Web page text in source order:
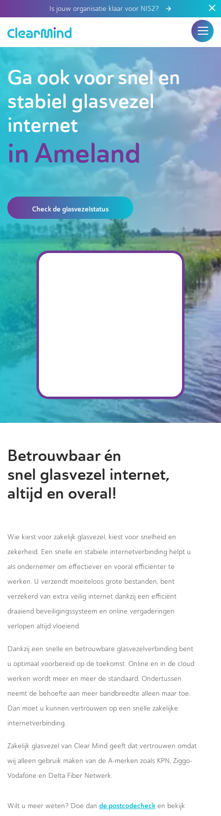
Is jouw organisatie klaar voor NIS2?
Ga ook voor snel en
stabiel glasvezel
internet
in Ameland
Check de glasvezelstatus
Betrouwbaar én
snel glasvezel internet,
altijd en overal!
Wie kiest voor zakelijk glasvezel, kiest voor snelheid en
zekerheid. Een snelle en stabiele internetverbinding helpt u
als ondernemer om effectiever en vooral efficiënter te
werken. U verzendt moeiteloos grote bestanden, bent
verzekerd van extra veilig internet dankzij een efficiënt
draaiend beveiligingssysteem en online vergaderingen
verlopen altijd vloeiend.
Dankzij een snelle en betrouwbare glasvezelverbinding bent
u optimaal voorbereid op de toekomst. Online en in de cloud
werken wordt meer en meer de standaard. Ondertussen
neemt de behoefte aan meer bandbreedte alleen maar toe.
Dan moet u kunnen vertrouwen op een snelle zakelijke
internetverbinding.
Zakelijk glasvezel van Clear Mind geeft dat vertrouwen omdat
wij alleen gebruik maken van de A-merken zoals KPN, Ziggo-
Vodafone en Delta Fiber Netwerk.
Wilt u meer weten? Doe dan de postcodecheck en bekijk